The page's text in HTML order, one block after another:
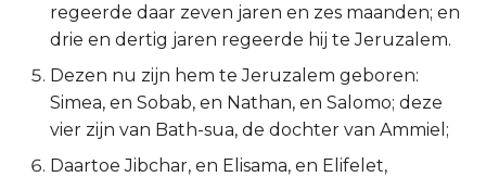
Galaten
Éfeze
Filipenzen
regeerde daar zeven jaren en zes maanden; en
drie en dertig jaren regeerde hij te Jeruzalem.
Dezen nu zijn hem te Jeruzalem geboren:
Simea, en Sobab, en Nathan, en Salomo; deze
vier zijn van Bath-sua, de dochter van Ammiel;
Daartoe Jibchar, en Elisama, en Elifelet,